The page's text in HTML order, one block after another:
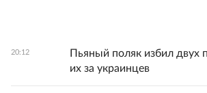
20:12
Пьяный поляк избил двух
их за украинцев